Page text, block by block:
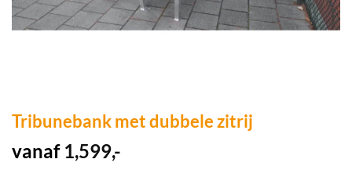
Tribunebank met dubbele zitrij
vanaf 1,599,-